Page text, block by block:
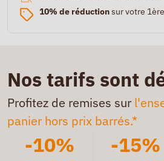
10% de réductionsur votre
Nos tarifs sont
Profitez de remises sur
panier hors prix barrés.*
-10% -15%